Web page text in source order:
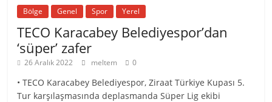
Bölge Genel Spor Yerel
TECO Karacabey Belediyespor’dan
‘süper’ zafer
26 Aralık 2022 meltem 0
• TECO Karacabey Belediyespor, Ziraat Türkiye Kupası 5.
Tur karşılaşmasında deplasmanda Süper Lig ekibi